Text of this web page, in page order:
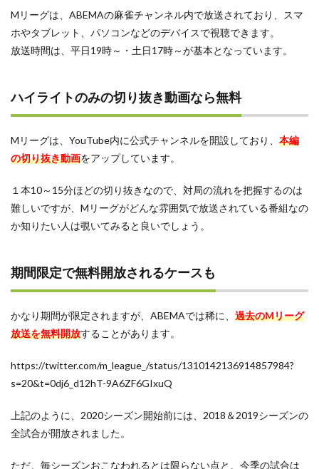
Mリーグは、ABEMAの麻雀チャンネル内で放送されており、スマ
ホやタブレット、パソコンなどのデバイスで視聴できます。
放送時間は、平日19時～・土日17時～が基本となっています。
ハイライトのみの切り抜き動画なら無料
Mリーグは、YouTube内に公式チャンネルを開設しており、 本編
の切り抜き動画をアップしています。
１本10～15分ほどの切り抜きなので、対局の流れを把握するのは
難しいですが、Mリーグがどんな雰囲気で放送されている番組なの
か知りたい人は覗いてみると良いでしょう。
期間限定で無料開放されるケースも
かなり期間が限定されますが、ABEMAでは稀に、 過去のMリーグ
放送を無料開放することがあります。
https://twitter.com/m_league_/status/1310142136914857984?
s=20&t=0dj6_d12hT-9A6ZF6GIxuQ
上記のように、2020シーズン開始前には、2018＆2019シーズンの
全試合が開放されました。
ただ、毎シーズンおこなわれるとは限らない点と、今季の試合は